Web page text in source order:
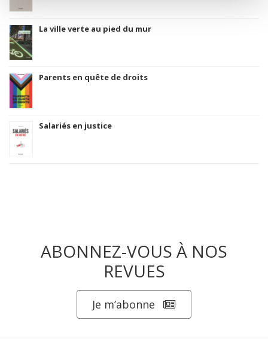
La ville verte au pied du mur
Parents en quête de droits
Salariés en justice
ABONNEZ-VOUS À NOS
REVUES
Je m’abonne